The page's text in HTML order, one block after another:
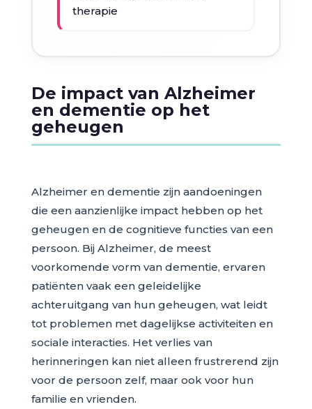
therapie
De impact van Alzheimer
en dementie op het
geheugen
Alzheimer en dementie zijn aandoeningen
die een aanzienlijke impact hebben op het
geheugen en de cognitieve functies van een
persoon. Bij Alzheimer, de meest
voorkomende vorm van dementie, ervaren
patiënten vaak een geleidelijke
achteruitgang van hun geheugen, wat leidt
tot problemen met dagelijkse activiteiten en
sociale interacties. Het verlies van
herinneringen kan niet alleen frustrerend zijn
voor de persoon zelf, maar ook voor hun
familie en vrienden.